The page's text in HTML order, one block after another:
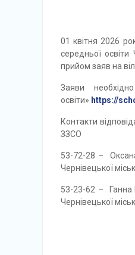
01 квітня 2026
середньої
прийом заяв на
Заяви
освіти» https://
Контакти
ЗЗСО
53-72-28 –
Чернівецької
53-23-62 – Ганна
Чернівецької